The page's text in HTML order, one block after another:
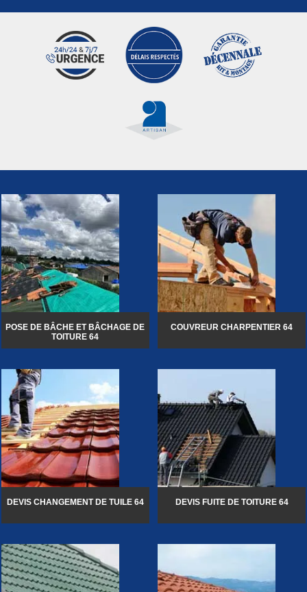
POSE DE BÂCHE ET BÂCHAGE DE
TOITURE 64
COUVREUR CHARPENTIER 64
DEVIS CHANGEMENT DE TUILE 64 DEVIS FUITE DE TOITURE 64